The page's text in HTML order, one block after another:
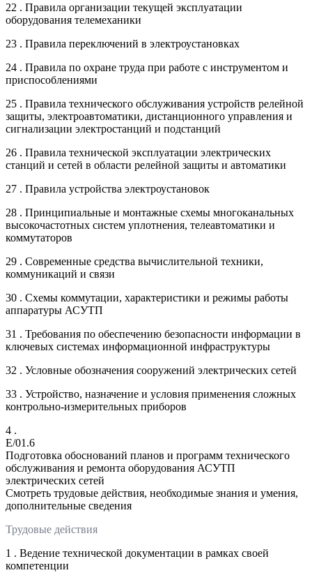
22 . Правила организации текущей эксплуатации
оборудования телемеханики
23 . Правила переключений в электроустановках
24 . Правила по охране труда при работе с инструментом и
приспособлениями
25 . Правила технического обслуживания устройств релейной
защиты, электроавтоматики, дистанционного управления и
сигнализации электростанций и подстанций
26 . Правила технической эксплуатации электрических
станций и сетей в области релейной защиты и автоматики
27 . Правила устройства электроустановок
28 . Принципиальные и монтажные схемы многоканальных
высокочастотных систем уплотнения, телеавтоматики и
коммутаторов
29 . Современные средства вычислительной техники,
коммуникаций и связи
30 . Схемы коммутации, характеристики и режимы работы
аппаратуры АСУТП
31 . Требования по обеспечению безопасности информации в
ключевых системах информационной инфраструктуры
32 . Условные обозначения сооружений электрических сетей
33 . Устройство, назначение и условия применения сложных
контрольно-измерительных приборов
4 .
E/01.6
Подготовка обоснований планов и программ технического
обслуживания и ремонта оборудования АСУТП
электрических сетей
Смотреть трудовые действия, необходимые знания и умения,
дополнительные сведения
Трудовые действия
1 . Ведение технической документации в рамках своей
компетенции